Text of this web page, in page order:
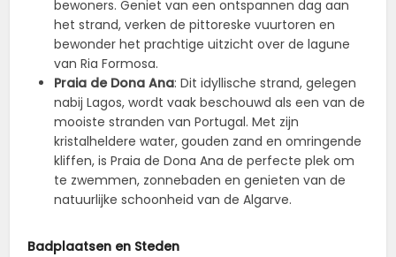
bewoners. Geniet van een ontspannen dag aan
het strand, verken de pittoreske vuurtoren en
bewonder het prachtige uitzicht over de lagune
van Ria Formosa.
Praia de Dona Ana: Dit idyllische strand, gelegen
nabij Lagos, wordt vaak beschouwd als een van de
mooiste stranden van Portugal. Met zijn
kristalheldere water, gouden zand en omringende
kliffen, is Praia de Dona Ana de perfecte plek om
te zwemmen, zonnebaden en genieten van de
natuurlijke schoonheid van de Algarve.
Badplaatsen en Steden